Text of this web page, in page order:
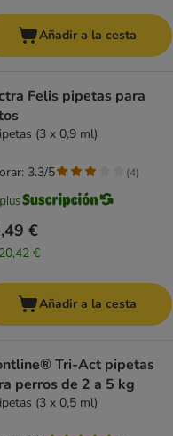
Añadir a la cesta
Felis pipetas para
(3 x 0,9 ml)
€
20,42 €
3.3/5 (4)
Añadir a la cesta
Tri-Act pipetas
perros de 2 a 5 kg
(3 x 0,5 ml)